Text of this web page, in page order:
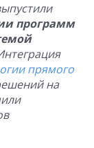
программ
прямого
на